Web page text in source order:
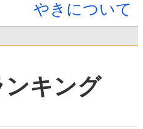
やきについて
キング